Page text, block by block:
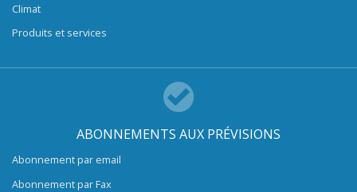
Climat
Produits et services
ABONNEMENTS AUX PRÉVISIONS
Abonnement par email
Abonnement par Fax